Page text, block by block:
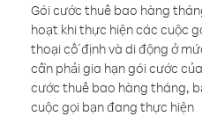
Gói cước thuê bao hàng
hoạt khi thực hiện các cuộc
thoại cố định và di động ở
cần phải gia hạn gói cước
cước thuê bao hàng tháng,
cuộc gọi bạn đang thực hiện